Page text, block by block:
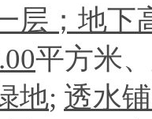
层；地下
平方米
地; 透水